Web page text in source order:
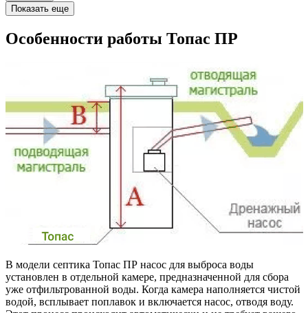
Показать еще
Особенности работы Топас ПР
В модели септика Топас ПР насос для выброса воды
установлен в отдельной камере, предназначенной для сбора
уже отфильтрованной воды. Когда камера наполняется чистой
водой, всплывает поплавок и включается насос, отводя воду.